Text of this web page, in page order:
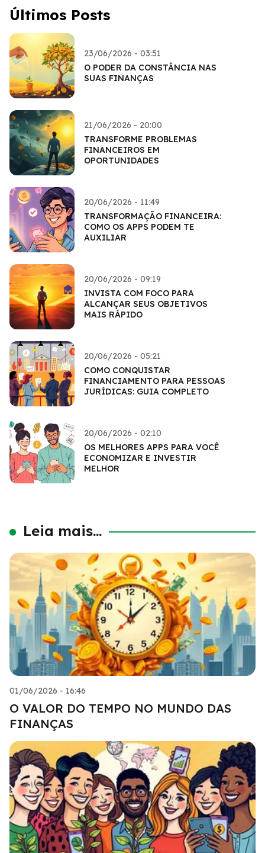
Últimos Posts
23/06/2026 - 03:51
O PODER DA CONSTÂNCIA NAS
SUAS FINANÇAS
21/06/2026 - 20:00
TRANSFORME PROBLEMAS
FINANCEIROS EM
OPORTUNIDADES
20/06/2026 - 11:49
TRANSFORMAÇÃO FINANCEIRA:
COMO OS APPS PODEM TE
AUXILIAR
20/06/2026 - 09:19
INVISTA COM FOCO PARA
ALCANÇAR SEUS OBJETIVOS
MAIS RÁPIDO
20/06/2026 - 05:21
COMO CONQUISTAR
FINANCIAMENTO PARA PESSOAS
JURÍDICAS: GUIA COMPLETO
20/06/2026 - 02:10
OS MELHORES APPS PARA VOCÊ
ECONOMIZAR E INVESTIR
MELHOR
Leia mais...
01/06/2026 - 16:46
O VALOR DO TEMPO NO MUNDO DAS
FINANÇAS